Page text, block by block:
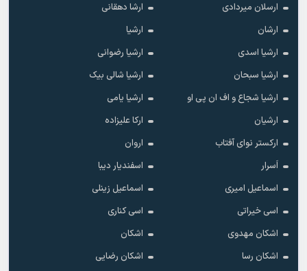
ارسلان میردادی
ارشا دهقانی
ارشان
ارشیا
ارشیا اسدی
ارشیا رضوانی
ارشیا سبحان
ارشیا شالی بیک
ارشیا شجاع و اف ان پی او
ارشیا یامی
ارشیان
ارکا علیزاده
ارکستر نوای آفتاب
اروان
اَسرار
اسفندیار دیبا
اسماعیل امیری
اسماعیل زینلی
اسی خیراتی
اسی کناری
اشکان مهدوى
اشکان
اشکان رسا
اشکان رضایی